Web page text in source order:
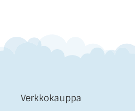
Verkkokauppa